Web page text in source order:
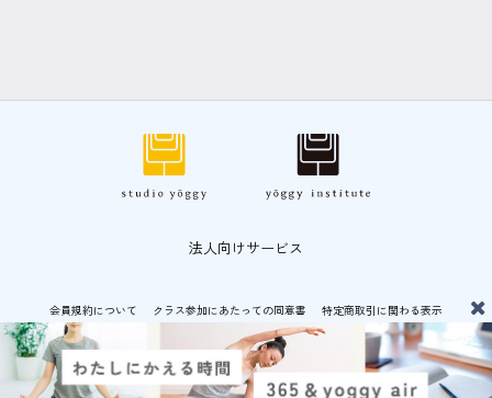
法人向けサービス
会員規約について クラス参加にあたっての同意書
特定商取引に関わる表示
プライバシーポリシー
© CF-LAB CO.,LTD 運営：CF-LAB 株式会社